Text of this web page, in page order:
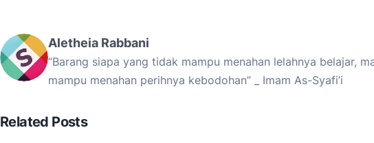
Aletheia Rabbani
“Barang siapa yang tidak mampu menahan lelahnya belajar,
mampu menahan perihnya kebodohan” _ Imam As-Syafi’i
Related Posts